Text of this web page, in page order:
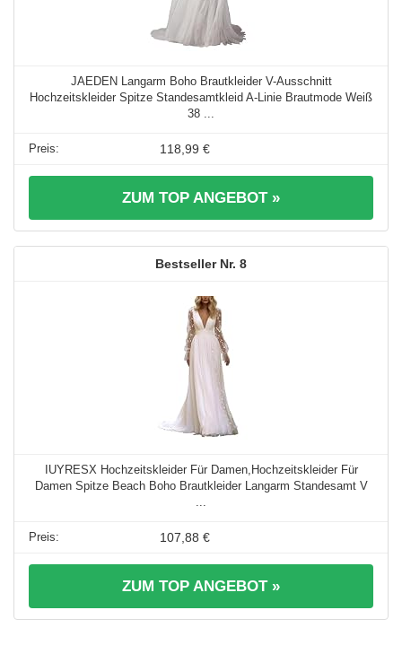
JAEDEN Langarm Boho Brautkleider V-Ausschnitt
Hochzeitskleider Spitze Standesamtkleid A-Linie Brautmode Weiß
38 ...
118,99 €
ZUM TOP ANGEBOT »
8
IUYRESX Hochzeitskleider Für Damen,Hochzeitskleider Für
Damen Spitze Beach Boho Brautkleider Langarm Standesamt V
...
107,88 €
ZUM TOP ANGEBOT »